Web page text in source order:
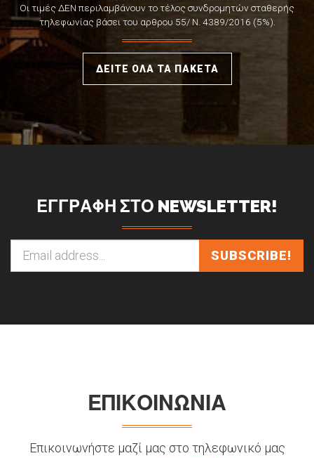
Οι τιμές ΔΕΝ περιλαμβάνουν το τέλος συνδρομητών σταθερής
τηλεφωνίας βάσει του αρθρου 55/ Ν. 4389/2016 (5%).
ΔΕΙΤΕ ΟΛΑ ΤΑ ΠΑΚΕΤΑ
ΕΓΓΡΑΦΗ ΣΤΟ NEWSLETTER!
SUBSCRIBE!
ΕΠΙΚΟΙΝΩΝΙΑ
Επικοινωνήστε μαζί μας στο τηλεφωνικό μας